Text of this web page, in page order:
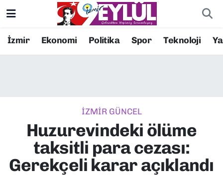
İzmir Ekonomi Politika Spor Teknoloji
İZMİR GÜNCEL
Huzurevindeki ölüme
taksitli para cezası:
Gerekçeli karar açıklandı
Resmi İlanlar
EKONOMİ
KÜLTÜR SANAT
Konak Nöbetçi Eczaneler
Süper Lig Puan Durumu ve Fikstür
Tüm Manşetler
Son Dakika Haberleri